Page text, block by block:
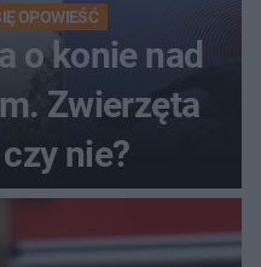
OPOWIEŚĆ
o konie nad
Zwierzęta
nie?